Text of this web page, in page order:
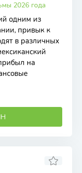
2026 года
одним из
привык к
в различных
на